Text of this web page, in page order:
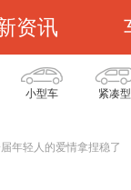
资讯
小型车 紧凑型
年轻人的爱情拿捏稳了